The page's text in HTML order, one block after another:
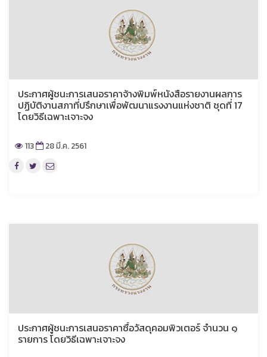
ประกาศผู้ชนะการเสนอราคาจ้างพิมพ์หนังสือรายงานผลการ
ปฏิบัติงานสภาที่ปรึกษาเพื่อพัฒนาแรงงานแห่งชาติ ชุดที่ 17
โดยวิธีเฉพาะเจาะจง
113 28 มี.ค. 2561
ประกาศผู้ชนะการเสนอราคาซื้อวัสดุคอมพิวเตอร์ จำนวน ๑
รายการ โดยวิธีเฉพาะเจาะจง